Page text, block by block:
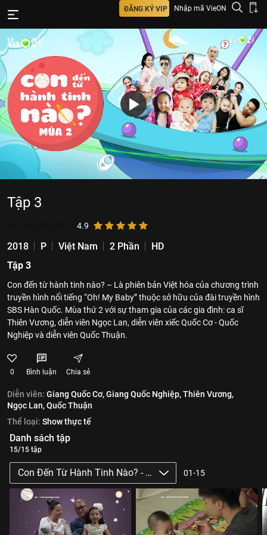
ĐĂNG KÝ VIP Nhập mã VieON
Tập 3
4.9
2018 P Việt Nam 2 Phần
HD
Tập 3
Con đến từ hành tinh nào? – Là phiên bản Việt hóa của chương trình
truyền hình nổi tiếng “Oh! My Baby” thuộc sở hữu của đài truyền hình
SBS Hàn Quốc. Mùa thứ 2 với sự tham gia của các gia đình: ca sĩ
Thiên Vương, diễn viên Ngọc Lan, diễn viên xiếc Quốc Cơ - Quốc
Nghiệp và diễn viên Quốc Thuận.
0 Bình luận Chia sẻ
Diễn viên: Giang Quốc Cơ,Giang Quốc Nghiệp,Thiên Vương,
Ngọc Lan,Quốc Thuận
Thể loại: Show thực tế
Danh sách tập
15/15 tập
Con Đến Từ Hành Tinh Nào? - Mùa 2 01-15